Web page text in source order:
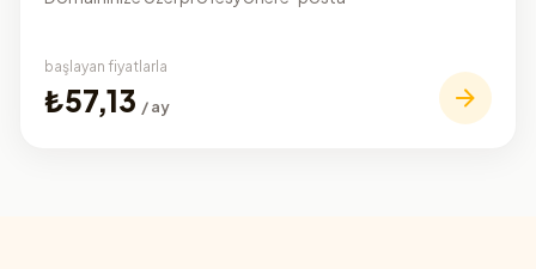
başlayan fiyatlarla
₺57,13 / ay